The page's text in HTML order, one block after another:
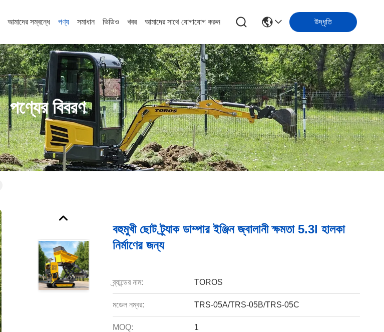
আমাদের সম্বন্ধে পণ্য সমাধান ভিডিও খবর আমাদের সাথে যোগাযোগ করুন উদ্ধৃতি
পণ্যের বিবরণ
বহুমুখী ছোট ট্র্যাক ডাম্পার ইঞ্জিন জ্বালানী ক্ষমতা 5.3l হালকা
নির্মাণের জন্য
ব্র্যান্ডের নাম: TOROS
মডেল নম্বর: TRS-05A/TRS-05B/TRS-05C
MOQ: 1